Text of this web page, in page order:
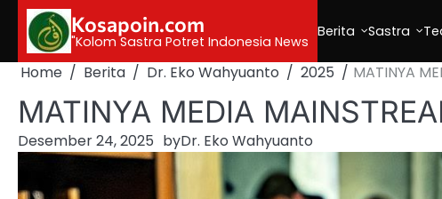
Skip
content
Kosapoin.com
"Kolom Sastra Potret Indonesia News
Berita Sastra
Home Berita Dr. Eko Wahyuanto 2025 MATINYA
MATINYA MEDIA
Desember 24, 2025 byDr. Eko Wahyuanto